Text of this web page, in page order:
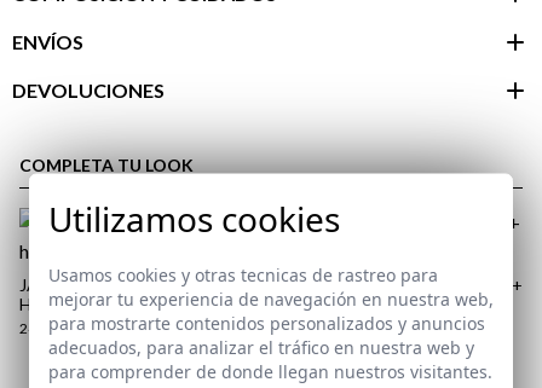
ENVÍOS
DEVOLUCIONES
cliente
COMPLETA TU LOOK
JARA | PERFUME PARA
HOMBRE
24,95 €
PACK BÓXER LISO | MARINO +
BLANCO
17,95 €
S M 2XL
Utilizamos cookies
Usamos cookies y otras tecnicas de rastreo para
mejorar tu experiencia de navegación en nuestra web,
para mostrarte contenidos personalizados y anuncios
adecuados, para analizar el tráfico en nuestra web y
para comprender de donde llegan nuestros visitantes.